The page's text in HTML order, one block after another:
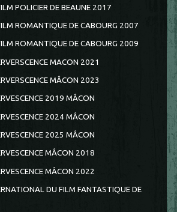
POLICIER DE BEAUNE 2017
ROMANTIQUE DE CABOURG 2007
ROMANTIQUE DE CABOURG 2009
MACON 2021
MÂCON 2023
2019 MÂCON
2024 MÂCON
2025 MÂCON
MÂCON 2018
MÂCON 2022
DU FILM FANTASTIQUE DE